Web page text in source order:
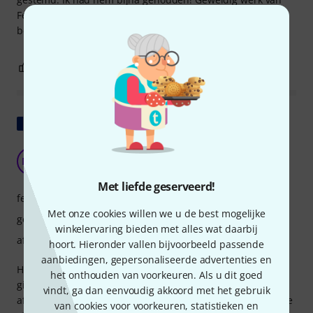
Met liefde geserveerd!
Met onze cookies willen we u de best mogelijke
winkelervaring bieden met alles wat daarbij
hoort. Hieronder vallen bijvoorbeeld passende
aanbiedingen, gepersonaliseerde advertenties en
het onthouden van voorkeuren. Als u dit goed
vindt, ga dan eenvoudig akkoord met het gebruik
van cookies voor voorkeuren, statistieken en
Fender om zijn kwaliteitskeurmerk in zijn subklasse te
behouden.
EVALUATIE MELDEN
Origineel tonen
MM Prachtig gemaakt, goede geluidskwaliteit
Hallo jij, ik heb zojuist de snaren bij de ontvangst van de
gitaar vervangen. De gitaar is qua intonatie correct
afgesteld. De vioolbouw is uitstekend. Het geluid past bij de
features
geluid
afwerking